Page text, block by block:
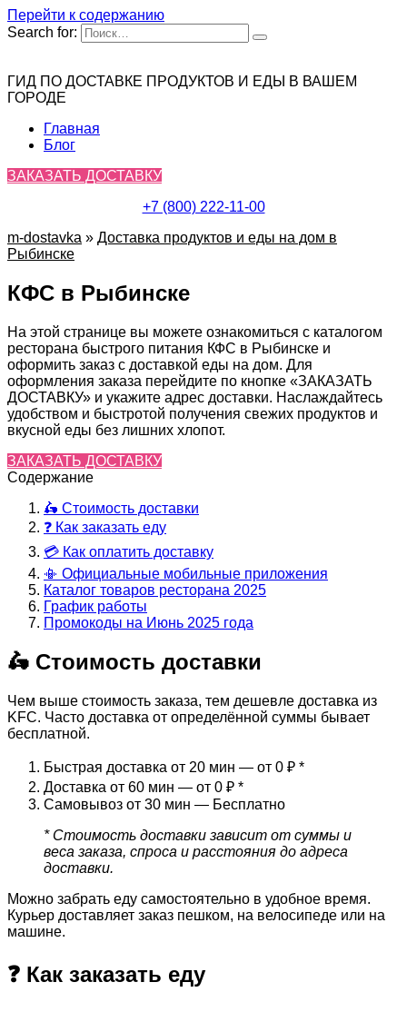
Перейти к содержанию
Search for:
ГИД ПО ДОСТАВКЕ ПРОДУКТОВ И ЕДЫ В ВАШЕМ
ГОРОДЕ
Главная
Блог
ЗАКАЗАТЬ ДОСТАВКУ
+7 (800) 222-11-00
m-dostavka » Доставка продуктов и еды на дом в
Рыбинске
КФС в Рыбинске
На этой странице вы можете ознакомиться с каталогом
ресторана быстрого питания КФС в Рыбинске и
оформить заказ с доставкой еды на дом. Для
оформления заказа перейдите по кнопке «ЗАКАЗАТЬ
ДОСТАВКУ» и укажите адрес доставки. Наслаждайтесь
удобством и быстротой получения свежих продуктов и
вкусной еды без лишних хлопот.
ЗАКАЗАТЬ ДОСТАВКУ
Содержание
🛵 Стоимость доставки
❓ Как заказать еду
💳 Как оплатить доставку
📳 Официальные мобильные приложения
Каталог товаров ресторана 2025
График работы
Промокоды на Июнь 2025 года
🛵 Стоимость доставки
Чем выше стоимость заказа, тем дешевле доставка из
KFC. Часто доставка от определённой суммы бывает
бесплатной.
Быстрая доставка от 20 мин — от 0 ₽ *
Доставка от 60 мин — от 0 ₽ *
Самовывоз от 30 мин — Бесплатно
* Стоимость доставки зависит от суммы и
веса заказа, спроса и расстояния до адреса
доставки.
Можно забрать еду самостоятельно в удобное время.
Курьер доставляет заказ пешком, на велосипеде или на
машине.
❓ Как заказать еду